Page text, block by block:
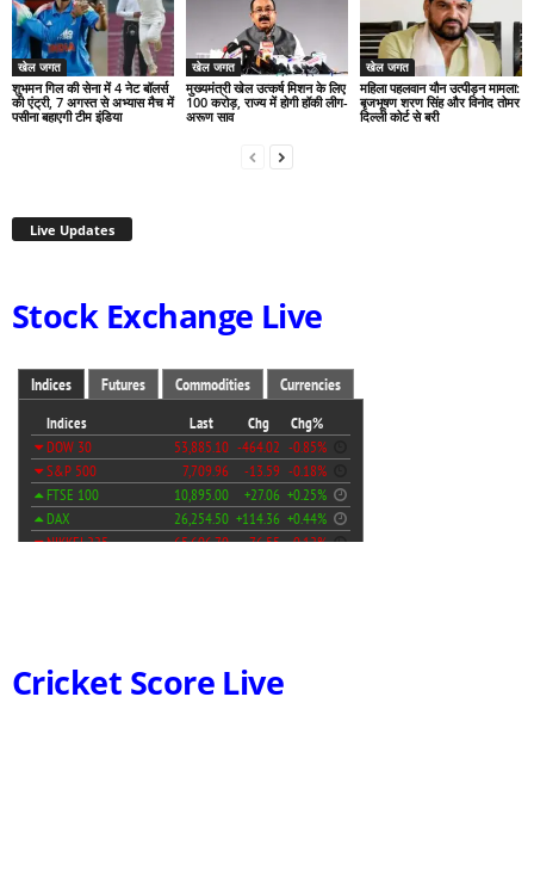
खेल जगत
शुभमन गिल की सेना में 4 नेट बॉलर्स
की एंट्री, 7 अगस्त से अभ्यास मैच में
पसीना बहाएगी टीम इंडिया
खेल जगत
मुख्यमंत्री खेल उत्कर्ष मिशन के लिए
100 करोड़, राज्य में होगी हॉकी लीग-
अरूण साव
खेल जगत
महिला पहलवान यौन उत्पीड़न मामला:
बृजभूषण शरण सिंह और विनोद तोमर
दिल्ली कोर्ट से बरी
Live Updates
Stock Exchange Live
Cricket Score Live